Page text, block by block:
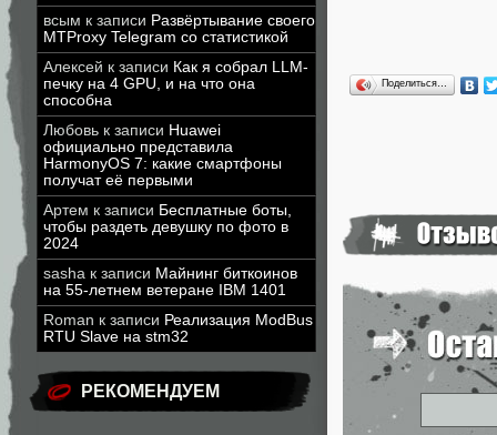
всым к записи Развёртывание своего
MTProxy Telegram со статистикой
Алексей к записи Как я собрал LLM-
печку на 4 GPU, и на что она
способна
Любовь к записи Huawei
официально представила
HarmonyOS 7: какие смартфоны
получат её первыми
Артем к записи Бесплатные боты,
чтобы раздеть девушку по фото в
2024
sasha к записи Майнинг биткоинов
на 55-летнем ветеране IBM 1401
Roman к записи Реализация ModBus
RTU Slave на stm32
РЕКОМЕНДУЕМ
Поделиться…